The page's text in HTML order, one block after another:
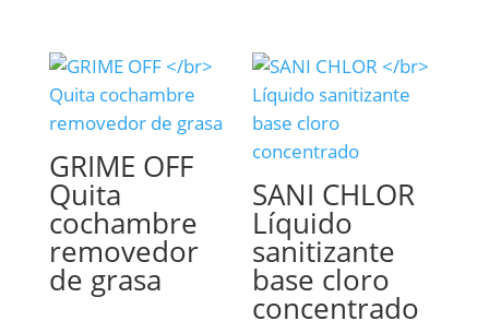
GRIME OFF
Quita
cochambre
removedor
de grasa
SANI CHLOR
Líquido
sanitizante
base cloro
concentrado